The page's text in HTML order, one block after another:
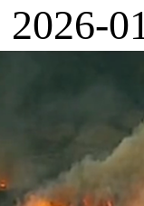
2026-